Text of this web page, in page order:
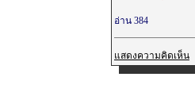
อ่าน 384
แสดงความคิดเห็น